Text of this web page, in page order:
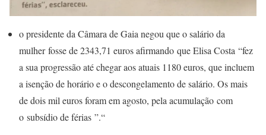
o presidente da Câmara de Gaia negou que o salário da
mulher fosse de 2343,71 euros afirmando que Elisa Costa “fez
a sua progressão até chegar aos atuais 1180 euros, que incluem
a isenção de horário e o descongelamento de salário. Os mais
de dois mil euros foram em agosto, pela acumulação com
o subsídio de férias ”.“